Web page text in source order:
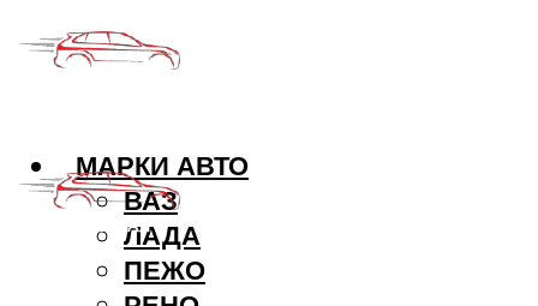
МАРКИ АВТО
ВАЗ
ЛАДА
ПЕЖО